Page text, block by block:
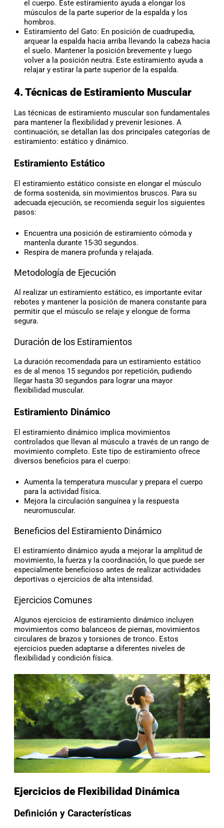
el cuerpo. Este estiramiento ayuda a elongar los
músculos de la parte superior de la espalda y los
hombros.
Estiramiento del Gato: En posición de cuadrupedia,
arquear la espalda hacia arriba llevando la cabeza hacia
el suelo. Mantener la posición brevemente y luego
volver a la posición neutra. Este estiramiento ayuda a
relajar y estirar la parte superior de la espalda.
4. Técnicas de Estiramiento Muscular
Las técnicas de estiramiento muscular son fundamentales
para mantener la flexibilidad y prevenir lesiones. A
continuación, se detallan las dos principales categorías de
estiramiento: estático y dinámico.
Estiramiento Estático
El estiramiento estático consiste en elongar el músculo
de forma sostenida, sin movimientos bruscos. Para su
adecuada ejecución, se recomienda seguir los siguientes
pasos:
Encuentra una posición de estiramiento cómoda y
mantenla durante 15-30 segundos.
Respira de manera profunda y relajada.
Metodología de Ejecución
Al realizar un estiramiento estático, es importante evitar
rebotes y mantener la posición de manera constante para
permitir que el músculo se relaje y elongue de forma
segura.
Duración de los Estiramientos
La duración recomendada para un estiramiento estático
es de al menos 15 segundos por repetición, pudiendo
llegar hasta 30 segundos para lograr una mayor
flexibilidad muscular.
Estiramiento Dinámico
El estiramiento dinámico implica movimientos
controlados que llevan al músculo a través de un rango de
movimiento completo. Este tipo de estiramiento ofrece
diversos beneficios para el cuerpo:
Aumenta la temperatura muscular y prepara el cuerpo
para la actividad física.
Mejora la circulación sanguínea y la respuesta
neuromuscular.
Beneficios del Estiramiento Dinámico
El estiramiento dinámico ayuda a mejorar la amplitud de
movimiento, la fuerza y la coordinación, lo que puede ser
especialmente beneficioso antes de realizar actividades
deportivas o ejercicios de alta intensidad.
Ejercicios Comunes
Algunos ejercicios de estiramiento dinámico incluyen
movimientos como balanceos de piernas, movimientos
circulares de brazos y torsiones de tronco. Estos
ejercicios pueden adaptarse a diferentes niveles de
flexibilidad y condición física.
Ejercicios de Flexibilidad Dinámica
Definición y Características